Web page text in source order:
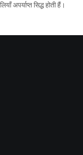
अपर्याप्त सिद्ध होती हैं।